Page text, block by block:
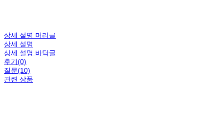
상세 설명 머리글
상세 설명
상세 설명 바닥글
후기(0)
질문(10)
관련 상품